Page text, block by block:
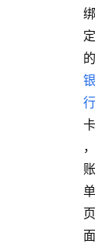
绑
定
的
银
行
卡
，
账
单
页
面